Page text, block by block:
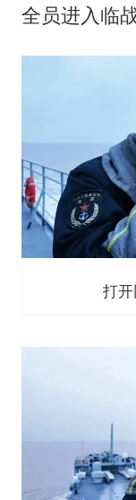
全员进入临
打